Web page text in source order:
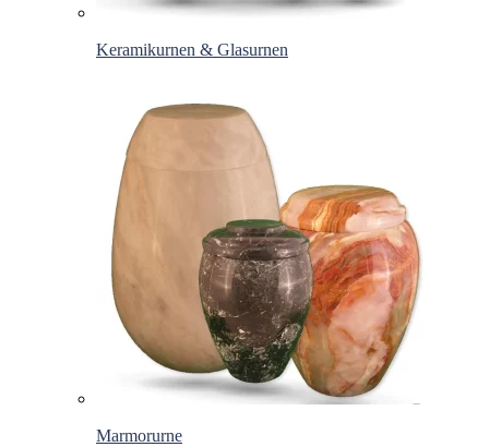
Keramikurnen & Glasurnen
Marmorurne